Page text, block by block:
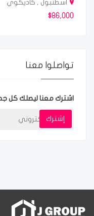
اسطنبول , كاديكوي
$86,000
تواصلوا معنا
اشترك معنا ليصلك كل
إشترك